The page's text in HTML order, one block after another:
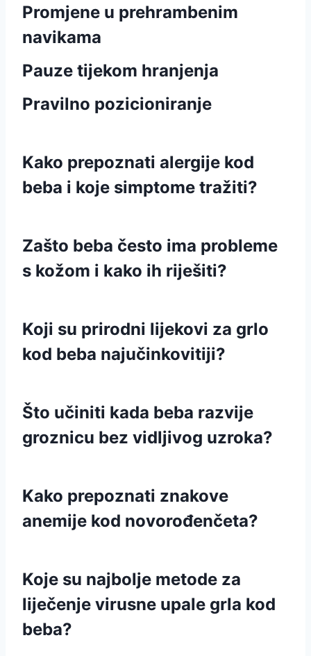
Promjene u prehrambenim
navikama
Pauze tijekom hranjenja
Pravilno pozicioniranje
Kako prepoznati alergije kod
beba i koje simptome tražiti?
Zašto beba često ima probleme
s kožom i kako ih riješiti?
Koji su prirodni lijekovi za grlo
kod beba najučinkovitiji?
Što učiniti kada beba razvije
groznicu bez vidljivog uzroka?
Kako prepoznati znakove
anemije kod novorođenčeta?
Koje su najbolje metode za
liječenje virusne upale grla kod
beba?